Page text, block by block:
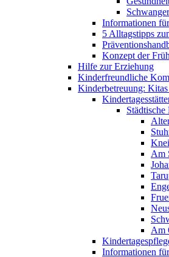
Informationen
5 Alltagstipps
Konzept der
Hilfe zur Erziehung
Kinderfreundliche
Kinderbetreuung:
Städtische
Am
Am
Informationen